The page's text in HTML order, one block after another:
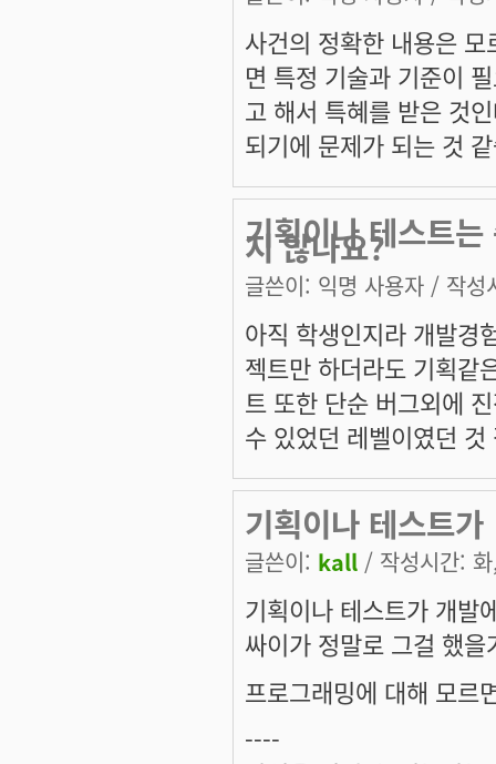
사건의 정확한 내용은
면 특정 기술과 기준이
고 해서 특혜를 받은 것
되기에 문제가 되는 것
기획이나 테스트
지 않나요?
글쓴이: 익명 사용자 / 작성
아직 학생인지라 개발경
젝트만 하더라도 기획같
트 또한 단순 버그외에
수 있었던 레벨이였던 것
기획이나 테스트가
글쓴이: kall / 작성시간:
기획이나 테스트가 개발
싸이가 정말로 그걸 했
프로그래밍에 대해 모르
----